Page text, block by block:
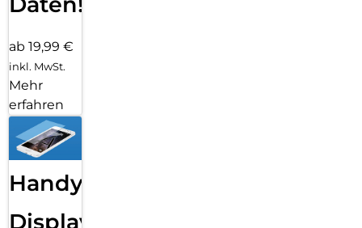
ab 19,99 €
inkl. MwSt.
Mehr
erfahren
Handy
Displayfolie